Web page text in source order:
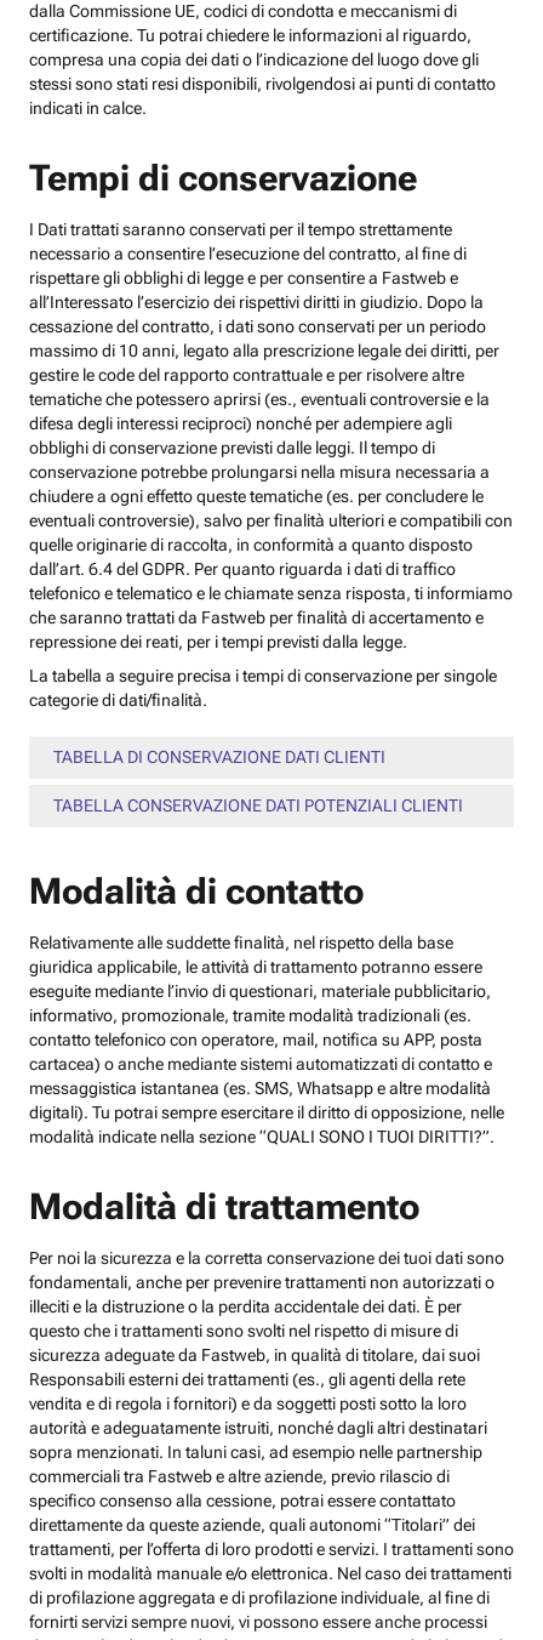
dalla Commissione UE, codici di condotta e meccanismi di
certificazione. Tu potrai chiedere le informazioni al riguardo,
compresa una copia dei dati o l’indicazione del luogo dove gli
stessi sono stati resi disponibili, rivolgendosi ai punti di contatto
indicati in calce.
Tempi di conservazione
I Dati trattati saranno conservati per il tempo strettamente
necessario a consentire l’esecuzione del contratto, al fine di
rispettare gli obblighi di legge e per consentire a Fastweb e
all’Interessato l’esercizio dei rispettivi diritti in giudizio. Dopo la
cessazione del contratto, i dati sono conservati per un periodo
massimo di 10 anni, legato alla prescrizione legale dei diritti, per
gestire le code del rapporto contrattuale e per risolvere altre
tematiche che potessero aprirsi (es., eventuali controversie e la
difesa degli interessi reciproci) nonché per adempiere agli
obblighi di conservazione previsti dalle leggi. Il tempo di
conservazione potrebbe prolungarsi nella misura necessaria a
chiudere a ogni effetto queste tematiche (es. per concludere le
eventuali controversie), salvo per finalità ulteriori e compatibili con
quelle originarie di raccolta, in conformità a quanto disposto
dall’art. 6.4 del GDPR. Per quanto riguarda i dati di traffico
telefonico e telematico e le chiamate senza risposta, ti informiamo
che saranno trattati da Fastweb per finalità di accertamento e
repressione dei reati, per i tempi previsti dalla legge.
La tabella a seguire precisa i tempi di conservazione per singole
categorie di dati/finalità.
TABELLA DI CONSERVAZIONE DATI CLIENTI
TABELLA CONSERVAZIONE DATI POTENZIALI CLIENTI
Modalità di contatto
Relativamente alle suddette finalità, nel rispetto della base
giuridica applicabile, le attività di trattamento potranno essere
eseguite mediante l’invio di questionari, materiale pubblicitario,
informativo, promozionale, tramite modalità tradizionali (es.
contatto telefonico con operatore, mail, notifica su APP, posta
cartacea) o anche mediante sistemi automatizzati di contatto e
messaggistica istantanea (es. SMS, Whatsapp e altre modalità
digitali). Tu potrai sempre esercitare il diritto di opposizione, nelle
modalità indicate nella sezione “QUALI SONO I TUOI DIRITTI?”.
Modalità di trattamento
Per noi la sicurezza e la corretta conservazione dei tuoi dati sono
fondamentali, anche per prevenire trattamenti non autorizzati o
illeciti e la distruzione o la perdita accidentale dei dati. È per
questo che i trattamenti sono svolti nel rispetto di misure di
sicurezza adeguate da Fastweb, in qualità di titolare, dai suoi
Responsabili esterni dei trattamenti (es., gli agenti della rete
vendita e di regola i fornitori) e da soggetti posti sotto la loro
autorità e adeguatamente istruiti, nonché dagli altri destinatari
sopra menzionati. In taluni casi, ad esempio nelle partnership
commerciali tra Fastweb e altre aziende, previo rilascio di
specifico consenso alla cessione, potrai essere contattato
direttamente da queste aziende, quali autonomi “Titolari” dei
trattamenti, per l’offerta di loro prodotti e servizi. I trattamenti sono
svolti in modalità manuale e/o elettronica. Nel caso dei trattamenti
di profilazione aggregata e di profilazione individuale, al fine di
fornirti servizi sempre nuovi, vi possono essere anche processi